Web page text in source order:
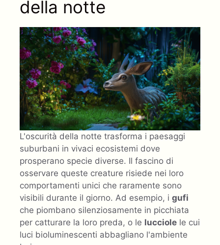
della notte
L'oscurità della notte trasforma i paesaggi
suburbani in vivaci ecosistemi dove
prosperano specie diverse. Il fascino di
osservare queste creature risiede nei loro
comportamenti unici che raramente sono
visibili durante il giorno. Ad esempio, i gufi
che piombano silenziosamente in picchiata
per catturare la loro preda, o le lucciole le cui
luci bioluminescenti abbagliano l'ambiente